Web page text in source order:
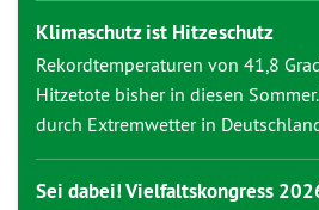
Klimaschutz ist Hitzeschutz
Rekordtemperaturen von 41,8
Hitzetote bisher in diesen
durch Extremwetter in
Sei dabei! Vielfaltskongress